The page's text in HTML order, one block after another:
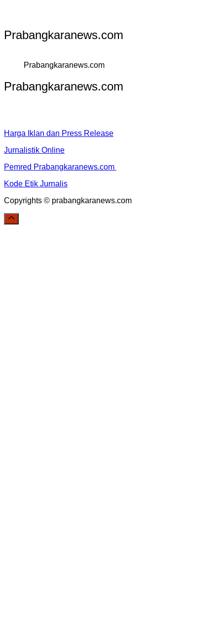
Prabangkaranews.com
Prabangkaranews.com
Prabangkaranews.com
Harga Iklan dan Press Release
Jurnalistik Online
Pemred Prabangkaranews.com
Kode Etik Jurnalis
Copyrights © prabangkaranews.com